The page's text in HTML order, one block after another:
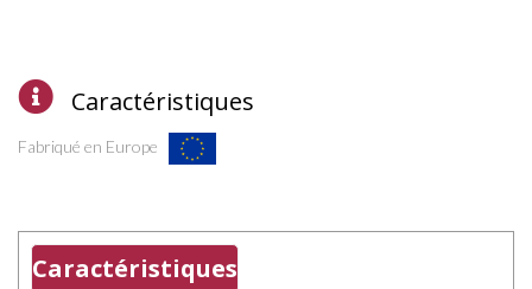
Caractéristiques
Fabriqué en Europe
Caractéristiques